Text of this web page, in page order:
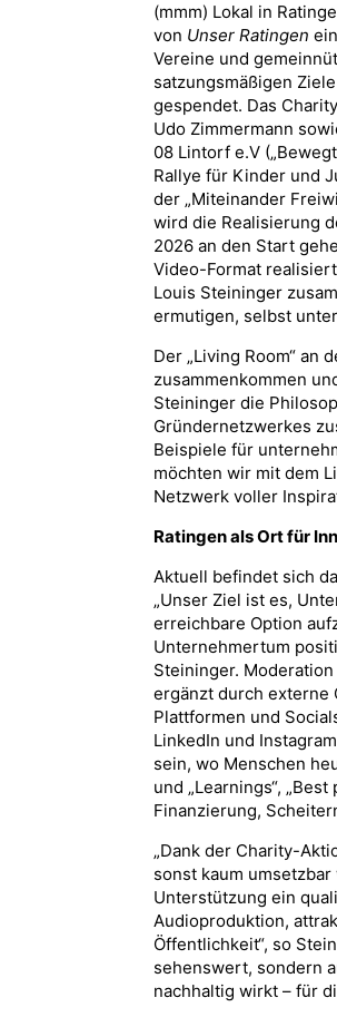
(mmm) Lokal in
von Unser Ratingen
Vereine und
satzungsmäßigen
gespendet. Das
Udo Zimmermann
08 Lintorf e.V
Rallye für Kinder und
der „Miteinander
wird die Realisierung
2026 an den Start
Video-Format
Louis Steininger
ermutigen, selbst
Der „Living Room“ an
zusammenkommen
Steininger die
Gründernetzwerkes
Beispiele für
möchten wir mit dem
Netzwerk voller
Ratingen als Ort für
Aktuell befindet sich
„Unser Ziel ist es,
erreichbare Option
Unternehmertum
Steininger.
ergänzt durch externe
Plattformen und
LinkedIn und
sein, wo Menschen
und „Learnings“,
Finanzierung,
„Dank der Charity-
sonst kaum
Unterstützung ein
Audioproduktion,
Öffentlichkeit“, so
sehenswert, sondern
nachhaltig wirkt – für